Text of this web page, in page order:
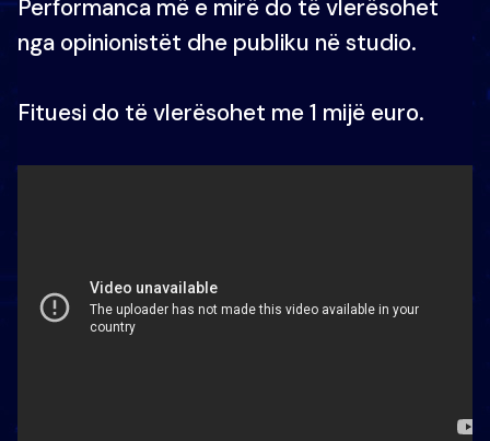
Performanca më e mirë do të vlerësohet
nga opinionistët dhe publiku në studio.
Fituesi do të vlerësohet me 1 mijë euro.